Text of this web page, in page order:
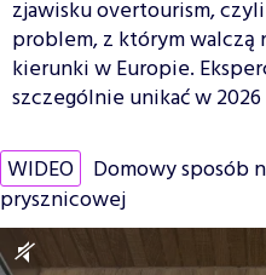
zjawisku overtourism,
problem, z którym walczą
kierunki w Europie.
szczególnie unikać w
WIDEO Domowy sposób
prysznicowej